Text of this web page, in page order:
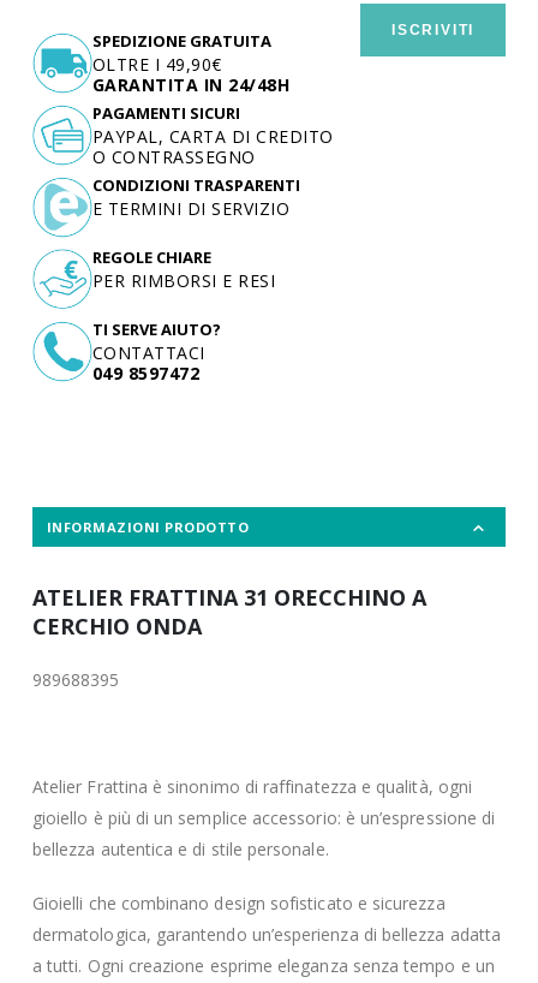
ISCRIVITI
SPEDIZIONE GRATUITA
OLTRE I 49,90€
GARANTITA IN 24/48H
TI SERVE AIUTO?
CONTATTACI
049 8597472
PAGAMENTI SICURI
PAYPAL, CARTA DI CREDITO
O CONTRASSEGNO
CONDIZIONI TRASPARENTI
E TERMINI DI SERVIZIO
REGOLE CHIARE
PER RIMBORSI E RESI
INFORMAZIONI PRODOTTO
ATELIER FRATTINA 31 ORECCHINO A
CERCHIO ONDA
989688395
Atelier Frattina è sinonimo di raffinatezza e qualità, ogni
gioiello è più di un semplice accessorio: è un’espressione di
bellezza autentica e di stile personale.
Gioielli che combinano design sofisticato e sicurezza
dermatologica, garantendo un’esperienza di bellezza adatta
a tutti. Ogni creazione esprime eleganza senza tempo e un